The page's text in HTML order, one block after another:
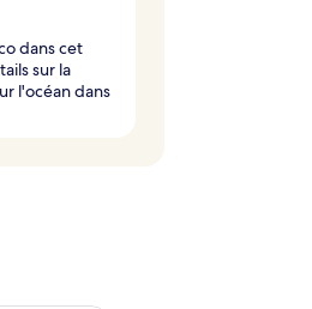
dans cet
sur la
l'océan dans